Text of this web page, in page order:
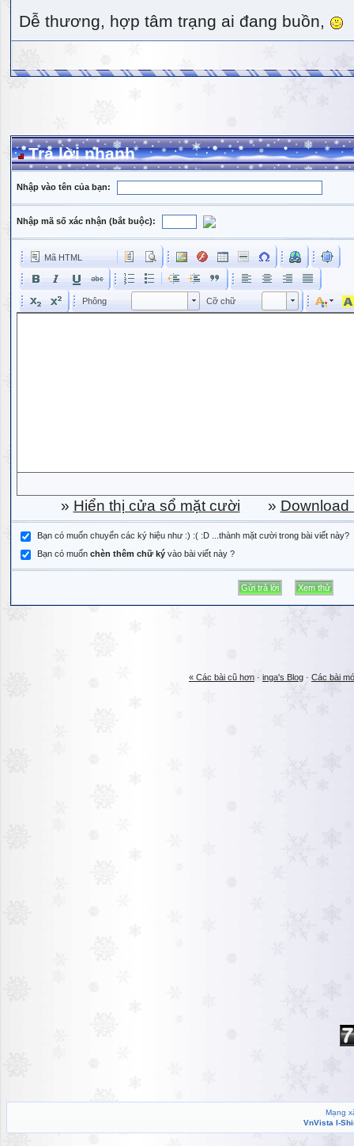
Dễ thương, hợp tâm trạng ai đang buồn,
Trả lời nhanh
Nhập vào tên của bạn:
Nhập mã số xác nhận (bắt buộc):
Mã HTML
Phông Phông Cỡ chữ Kích cỡ phông
» Hiển thị cửa sổ mặt cười » Download
Bạn có muốn chuyển các ký hiệu như :) :( :D ...thành mặt cười trong bài viết này?
Bạn có muốn chèn thêm chữ ký vào bài viết này ?
« Các bài cũ hơn · inga's Blog · Các bài
Mạng
VnVista I-